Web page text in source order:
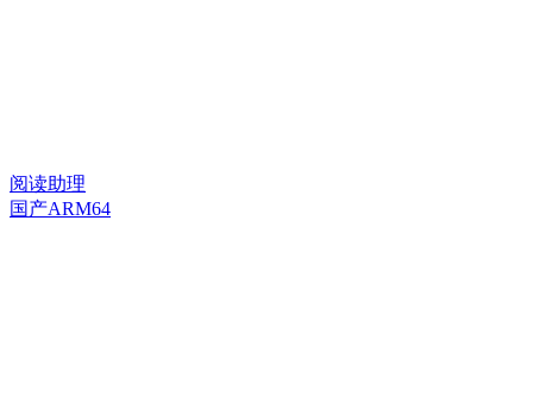
阅读助理
国产ARM64